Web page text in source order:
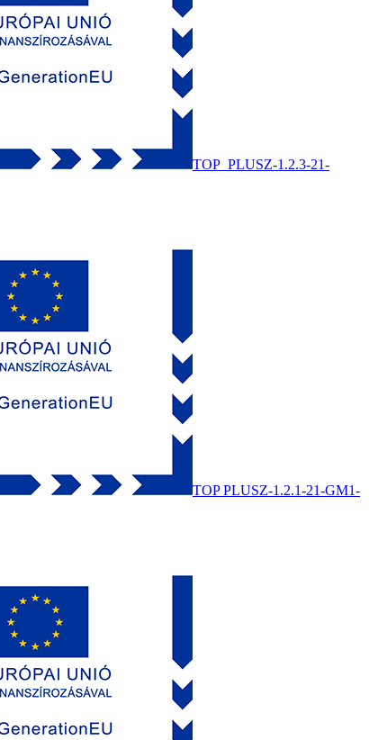
TOP_PLUSZ-1.2.3-21-
TOP PLUSZ-1.2.1-21-GM1-